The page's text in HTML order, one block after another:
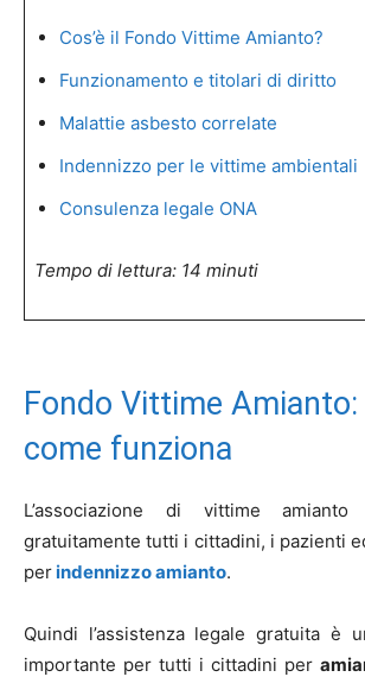
Cos’è il Fondo Vittime Amianto?
Funzionamento e titolari di diritto
Malattie asbesto correlate
Indennizzo per le vittime ambientali
Consulenza legale ONA
Tempo di lettura: 14 minuti
Fondo Vittime Amianto:
come funziona
L’associazione di vittime amianto
gratuitamente tutti i cittadini, i pazienti
perindennizzo amianto.
Quindi l’assistenza legale gratuita è
importante per tutti i cittadini per